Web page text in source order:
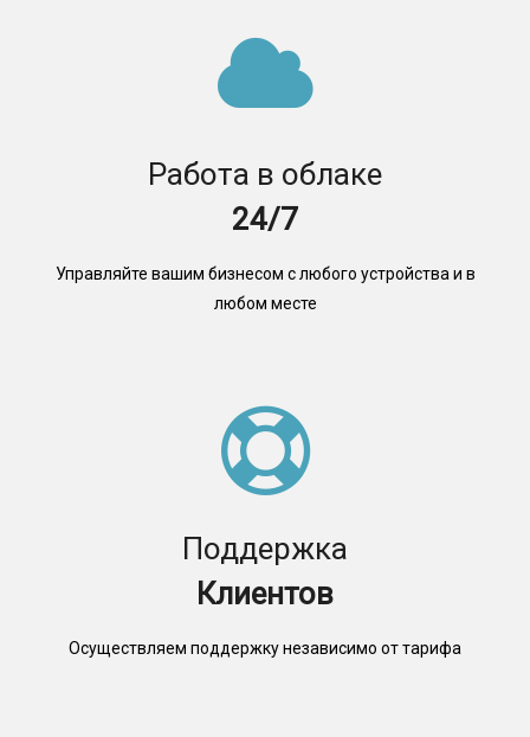
Работа в облаке
24/7
Управляйте вашим бизнесом с любого устройства и в
любом месте
Поддержка
Клиентов
Осуществляем поддержку независимо от тарифа